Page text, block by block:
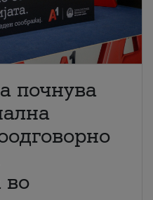
почнува
во